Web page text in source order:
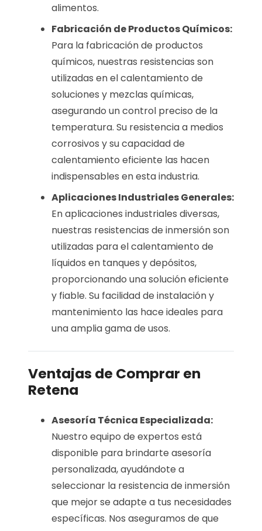
alimentos.
Fabricación de Productos Químicos:
Para la fabricación de productos
químicos, nuestras resistencias son
utilizadas en el calentamiento de
soluciones y mezclas químicas,
asegurando un control preciso de la
temperatura. Su resistencia a medios
corrosivos y su capacidad de
calentamiento eficiente las hacen
indispensables en esta industria.
Aplicaciones Industriales Generales:
En aplicaciones industriales diversas,
nuestras resistencias de inmersión son
utilizadas para el calentamiento de
líquidos en tanques y depósitos,
proporcionando una solución eficiente
y fiable. Su facilidad de instalación y
mantenimiento las hace ideales para
una amplia gama de usos.
Ventajas de Comprar en
Retena
Asesoría Técnica Especializada:
Nuestro equipo de expertos está
disponible para brindarte asesoría
personalizada, ayudándote a
seleccionar la resistencia de inmersión
que mejor se adapte a tus necesidades
específicas. Nos aseguramos de que